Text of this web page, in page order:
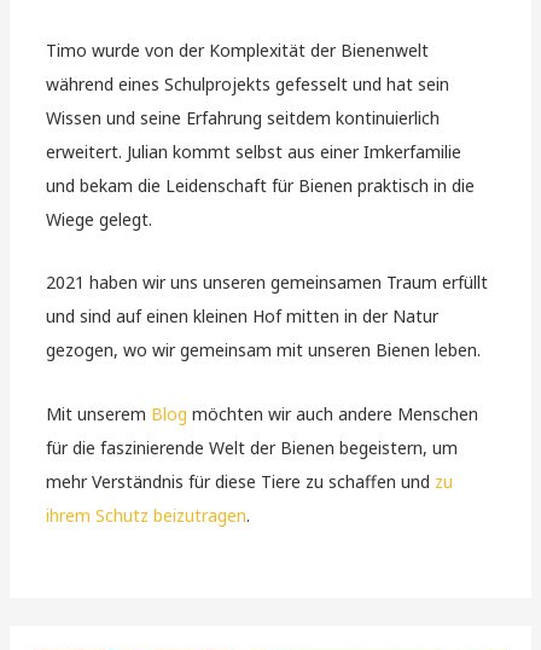
Timo wurde von der Komplexität der Bienenwelt
während eines Schulprojekts gefesselt und hat sein
Wissen und seine Erfahrung seitdem kontinuierlich
erweitert. Julian kommt selbst aus einer Imkerfamilie
und bekam die Leidenschaft für Bienen praktisch in die
Wiege gelegt.
2021 haben wir uns unseren gemeinsamen Traum erfüllt
und sind auf einen kleinen Hof mitten in der Natur
gezogen, wo wir gemeinsam mit unseren Bienen leben.
Mit unserem Blog möchten wir auch andere Menschen
für die faszinierende Welt der Bienen begeistern, um
mehr Verständnis für diese Tiere zu schaffen und zu
ihrem Schutz beizutragen.